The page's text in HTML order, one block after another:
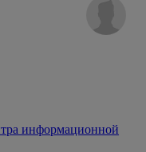
информационной